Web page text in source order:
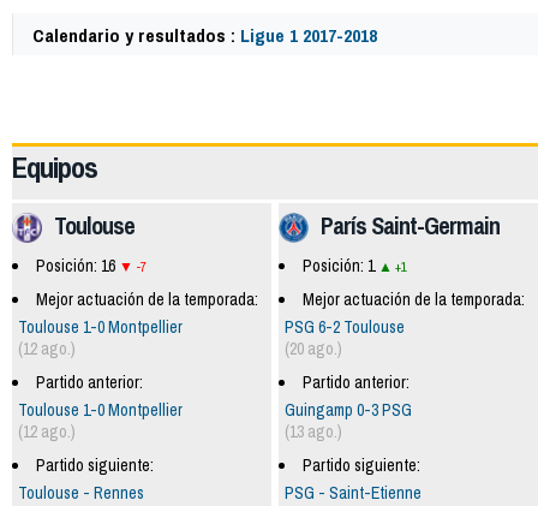
Calendario y resultados : Ligue 1 2017-2018
Equipos
París Saint-Germain
Posición: 1 +1
Mejor actuación de la temporada:
PSG 6-2 Toulouse
(20 ago.)
Partido anterior:
Guingamp 0-3 PSG
(13 ago.)
Partido siguiente:
PSG - Saint-Etienne
Toulouse
Posición: 16 -7
Mejor actuación de la temporada:
Toulouse 1-0 Montpellier
(12 ago.)
Partido anterior:
Toulouse 1-0 Montpellier
(12 ago.)
Partido siguiente:
Toulouse - Rennes